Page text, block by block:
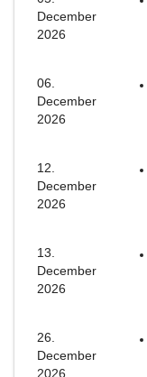
December
2026
06.
December
2026
12.
December
2026
13.
December
2026
26.
December
2026